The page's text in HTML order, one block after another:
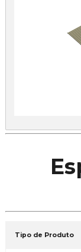
Tipo de Produto